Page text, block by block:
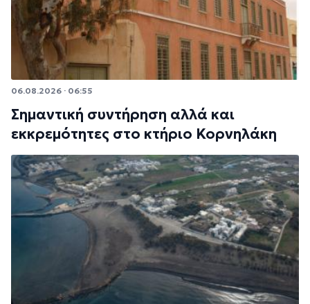
06.08.2026 · 06:55
Σημαντική συντήρηση αλλά και
εκκρεμότητες στο κτήριο Κορνηλάκη